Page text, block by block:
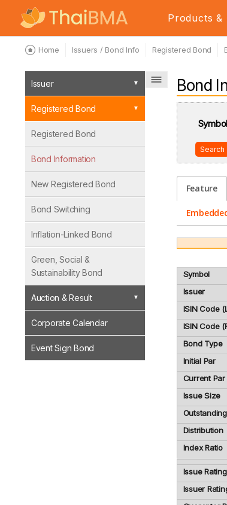
Products &
Home Issuers / Bond Info Registered Bond
Issuer
Registered Bond
Registered Bond
Bond Information
New Registered Bond
Bond Switching
Inflation-Linked Bond
Green, Social &
Sustainability Bond
Auction & Result
Corporate Calendar
Event Sign Bond
Bond
Symbol
Search
Feature
Symbol
Issuer
ISIN Code
ISIN Code
Bond Type
Initial Par
Current Par
Issue Size
Distribution
Index Ratio
Issue Rating
Issuer